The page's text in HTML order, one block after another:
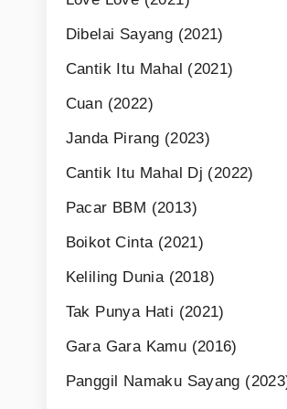
Dibelai Sayang (2021)
Cantik Itu Mahal (2021)
Cuan (2022)
Janda Pirang (2023)
Cantik Itu Mahal Dj (2022)
Pacar BBM (2013)
Boikot Cinta (2021)
Keliling Dunia (2018)
Tak Punya Hati (2021)
Gara Gara Kamu (2016)
Panggil Namaku Sayang